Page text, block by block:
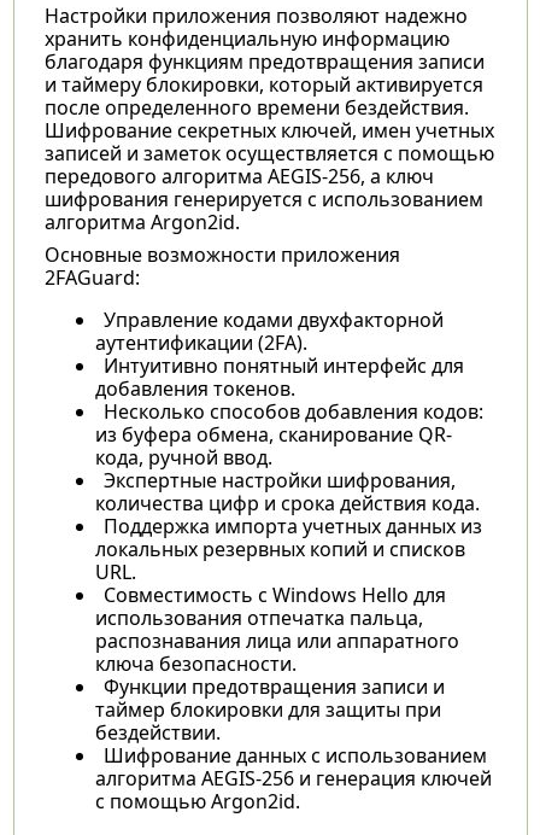
Настройки приложения позволяют надежно
хранить конфиденциальную информацию
благодаря функциям предотвращения записи
и таймеру блокировки, который активируется
после определенного времени бездействия.
Шифрование секретных ключей, имен учетных
записей и заметок осуществляется с помощью
передового алгоритма AEGIS-256, а ключ
шифрования генерируется с использованием
алгоритма Argon2id.
Основные возможности приложения
2FAGuard:
Управление кодами двухфакторной
аутентификации (2FA).
Интуитивно понятный интерфейс для
добавления токенов.
Несколько способов добавления кодов:
из буфера обмена, сканирование QR-
кода, ручной ввод.
Экспертные настройки шифрования,
количества цифр и срока действия кода.
Поддержка импорта учетных данных из
локальных резервных копий и списков
URL.
Совместимость с Windows Hello для
использования отпечатка пальца,
распознавания лица или аппаратного
ключа безопасности.
Функции предотвращения записи и
таймер блокировки для защиты при
бездействии.
Шифрование данных с использованием
алгоритма AEGIS-256 и генерация ключей
с помощью Argon2id.